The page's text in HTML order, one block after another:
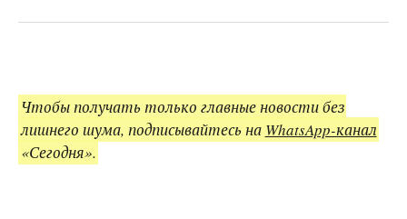
TwitterFacebookTelegramподелитесь
Чтобы получать только главные новости без
лишнего шума, подписывайтесь на WhatsApp-канал
«Сегодня».